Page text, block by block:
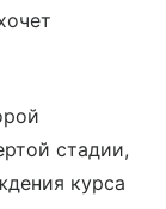
стадии,
курса